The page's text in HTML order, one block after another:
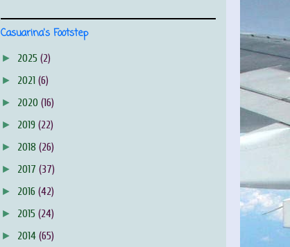
Casuarina's Footstep
► 2025 (2)
► 2021 (6)
► 2020 (16)
► 2019 (22)
► 2018 (26)
► 2017 (37)
► 2016 (42)
► 2015 (24)
► 2014 (65)